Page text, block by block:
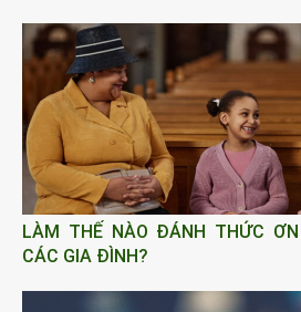
LÀM THẾ NÀO ĐÁNH THỨC
CÁC GIA ĐÌNH?